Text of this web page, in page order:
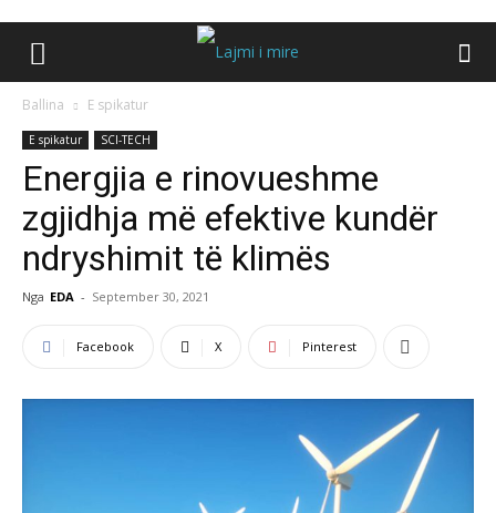
Ballina E spikatur
E spikatur SCI-TECH
Energjia e rinovueshme
zgjidhja më efektive kundër
ndryshimit të klimës
Nga EDA - September 30, 2021
Facebook X Pinterest